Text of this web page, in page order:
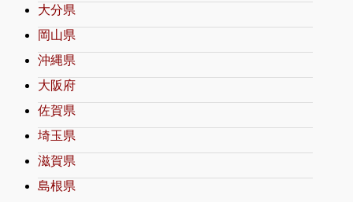
大分県
岡山県
沖縄県
大阪府
佐賀県
埼玉県
滋賀県
島根県